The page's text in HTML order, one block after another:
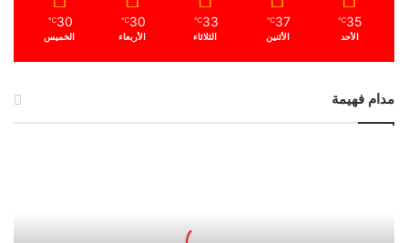
35
℃
الأحد
37
℃
الأثنين
33
℃
الثلاثاء
30
℃
الأربعاء
30
℃
الخميس
مدام فهيمة